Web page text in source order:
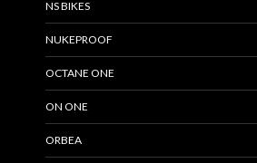
NS BIKES
NUKEPROOF
OCTANE ONE
ON ONE
ORBEA